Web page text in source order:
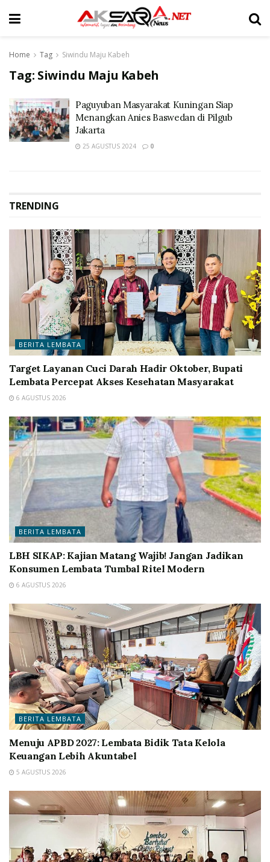
Home Tag Siwindu Maju Kabeh
Tag: Siwindu Maju Kabeh
Paguyuban Masyarakat Kuningan Siap
Menangkan Anies Baswedan di Pilgub
Jakarta
25 AGUSTUS 2024 0
TRENDING
BERITA LEMBATA
Target Layanan Cuci Darah Hadir Oktober, Bupati
Lembata Percepat Akses Kesehatan Masyarakat
6 AGUSTUS 2026
BERITA LEMBATA
LBH SIKAP: Kajian Matang Wajib! Jangan Jadikan
Konsumen Lembata Tumbal Ritel Modern
6 AGUSTUS 2026
BERITA LEMBATA
Menuju APBD 2027: Lembata Bidik Tata Kelola
Keuangan Lebih Akuntabel
5 AGUSTUS 2026